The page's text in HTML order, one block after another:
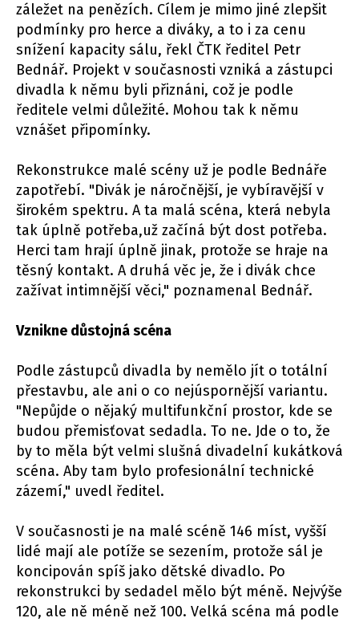
záležet na penězích. Cílem je mimo jiné zlepšit
podmínky pro herce a diváky, a to i za cenu
snížení kapacity sálu, řekl ČTK ředitel Petr
Bednář. Projekt v současnosti vzniká a zástupci
divadla k němu byli přiznáni, což je podle
ředitele velmi důležité. Mohou tak k němu
vznášet připomínky.
Rekonstrukce malé scény už je podle Bednáře
zapotřebí. "Divák je náročnější, je vybíravější v
širokém spektru. A ta malá scéna, která nebyla
tak úplně potřeba,už začíná být dost potřeba.
Herci tam hrají úplně jinak, protože se hraje na
těsný kontakt. A druhá věc je, že i divák chce
zažívat intimnější věci," poznamenal Bednář.
Vznikne důstojná scéna
Podle zástupců divadla by nemělo jít o totální
přestavbu, ale ani o co nejúspornější variantu.
"Nepůjde o nějaký multifunkční prostor, kde se
budou přemisťovat sedadla. To ne. Jde o to, že
by to měla být velmi slušná divadelní kukátková
scéna. Aby tam bylo profesionální technické
zázemí," uvedl ředitel.
V současnosti je na malé scéně 146 míst, vyšší
lidé mají ale potíže se sezením, protože sál je
koncipován spíš jako dětské divadlo. Po
rekonstrukci by sedadel mělo být méně. Nejvýše
120, ale ně méně než 100. Velká scéna má podle